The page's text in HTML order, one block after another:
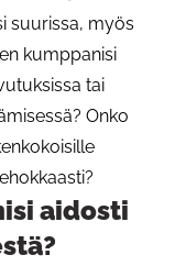
suurissa, myös
kumppanisi
tai
Onko
aidosti